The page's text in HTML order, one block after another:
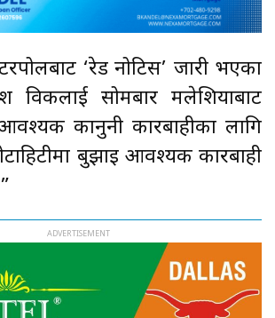
‘रेड नोटिस’ जारी भएका
विकलाई सोमबार मलेशियाबाट
कानुनी कारबाहीका लागि
बुझाइ आवश्यक कारबाही